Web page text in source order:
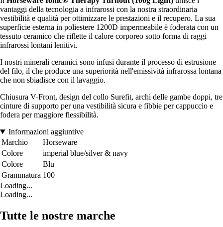
vantaggi della tecnologia a infrarossi con la nostra straordinaria
vestibilità e qualità per ottimizzare le prestazioni e il recupero. La sua
superficie esterna in poliestere 1200D impermeabile è foderata con un
tessuto ceramico che riflette il calore corporeo sotto forma di raggi
infrarossi lontani lenitivi.
I nostri minerali ceramici sono infusi durante il processo di estrusione
del filo, il che produce una superiorità nell'emissività infrarossa lontana
che non sbiadisce con il lavaggio.
Chiusura V-Front, design del collo Surefit, archi delle gambe doppi, tre
cinture di supporto per una vestibilità sicura e fibbie per cappuccio e
fodera per maggiore flessibilità.
Informazioni aggiuntive
Marchio
Horseware
Colore
imperial blue/silver & navy
Colore
Blu
Grammatura 100
Loading...
Loading...
Tutte le nostre marche